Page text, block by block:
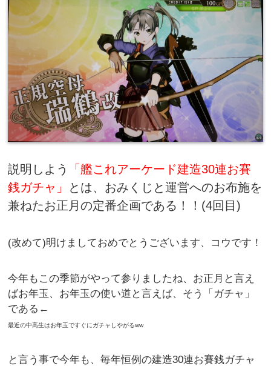
説明しよう
「艦これアーケード建造30連お賽
銭ガチャ」
とは、おみくじと運営へのお布施を
兼ねたお正月の定番企画である！！(4回目)
(改めて)明けましておめでとうございます、コウです！
今年もこの季節がやって参りましたね、お正月と言え
ばお年玉、お年玉の使い道と言えば、そう「ガチャ」
である←
最近の中高生はお年玉ですぐにガチャしやがるww
と言う事で今年も、毎年恒例の建造30連お賽銭ガチャ